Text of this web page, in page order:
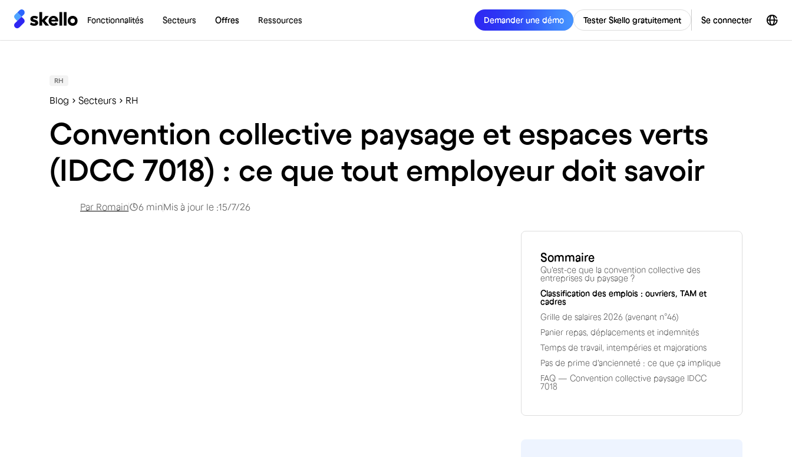
Fonctionnalités Secteurs Offres Ressources Demander une démo Tester Skello gratuitement Se connecter
RH
Blog Secteurs RH
Convention collective paysage et espaces verts
(IDCC 7018) : ce que tout employeur doit savoir
Par Romain 6 minMis à jour le :15/7/26
Sommaire
Qu'est-ce que la convention collective des
entreprises du paysage ?
‍Classification des emplois : ouvriers, TAM et
cadres
Grille de salaires 2026 (avenant n°46)
Panier repas, déplacements et indemnités
Temps de travail, intempéries et majorations
‍Pas de prime d'ancienneté : ce que ça implique
FAQ — Convention collective paysage IDCC
7018